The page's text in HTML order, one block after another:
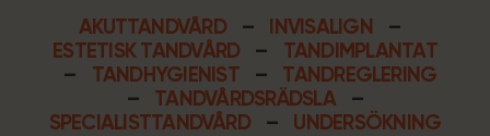
AKUTTANDVÅRD – INVISALIGN
–
ESTETISK TANDVÅRD
–
TANDIMPLANTAT
–
TANDHYGIENIST –
TANDREGLERING
–
TANDVÅRDSRÄDSLA
–
SPECIALISTTANDVÅRD
– UNDERSÖKNING